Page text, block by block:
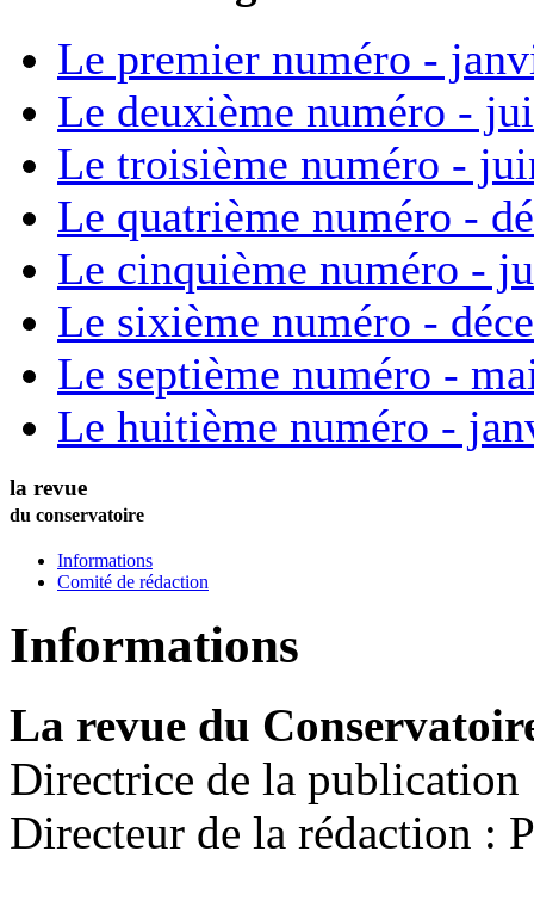
Le premier numéro -
Le deuxième numéro -
Le troisième numéro -
Le quatrième numéro -
Le cinquième numéro -
Le sixième numéro -
Le septième numéro -
Le huitième numéro -
la revue
du conservatoire
Informations
Comité de rédaction
Informations
La revue du
Directrice de la
Directeur de la rédaction :